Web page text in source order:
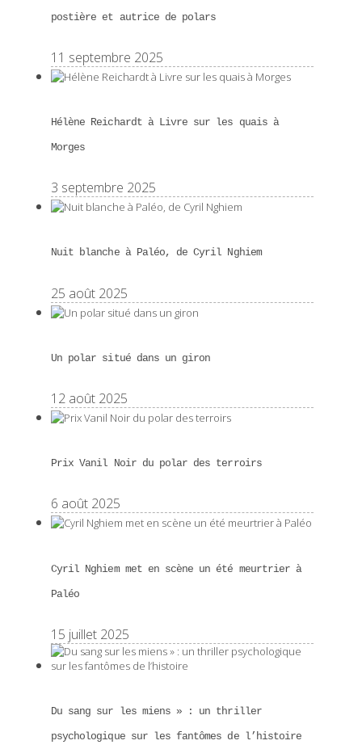
postière et autrice de polars
11 septembre 2025
Hélène Reichardt à Livre sur les quais à
Morges
3 septembre 2025
Nuit blanche à Paléo, de Cyril Nghiem
25 août 2025
Un polar situé dans un giron
12 août 2025
Prix Vanil Noir du polar des terroirs
6 août 2025
Cyril Nghiem met en scène un été meurtrier à
Paléo
15 juillet 2025
Du sang sur les miens » : un thriller
psychologique sur les fantômes de l’histoire